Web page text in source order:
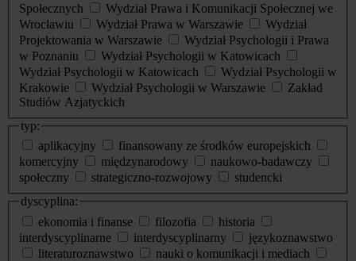
Społecznych
Wydział Prawa i Komunikacji Społecznej we
Wrocławiu
Wydział Prawa w Warszawie
Wydział
Projektowania w Warszawie
Wydział Psychologii i Prawa
w Poznaniu
Wydział Psychologii w Katowicach
Wydział Psychologii w Katowicach
Wydział Psychologii w
Krakowie
Wydział Psychologii w Warszawie
Zakład
Studiów Azjatyckich
typ:
aplikacyjny
finansowany ze środków europejskich
komercyjny
międzynarodowy
naukowo-badawczy
społeczny
strategiczno-rozwojowy
studencki
dyscyplina:
ekonomia i finanse
filozofia
historia
interdyscyplinarne
interdyscyplinarny
językoznawstwo
literaturoznawstwo
nauki o komunikacji i mediach